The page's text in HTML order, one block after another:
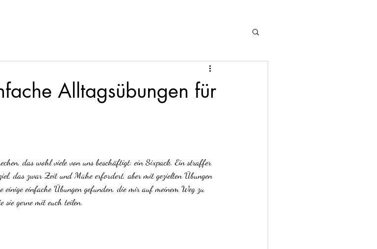
Alltagsübungen für
das wohl viele von uns beschäftigt: ein Sixpack. Ein straffer
das zwar Zeit und Mühe erfordert, aber mit gezielten Übungen
einfache Übungen gefunden, die mir auf meinem Weg zu
sie gerne mit euch teilen.